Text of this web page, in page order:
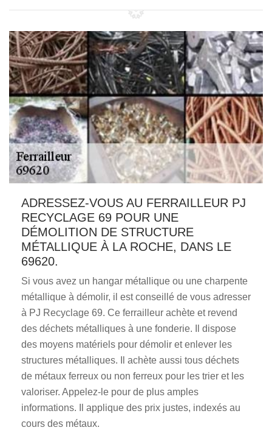
ADRESSEZ-VOUS AU FERRAILLEUR PJ
RECYCLAGE 69 POUR UNE
DÉMOLITION DE STRUCTURE
MÉTALLIQUE À LA ROCHE, DANS LE
69620.
Si vous avez un hangar métallique ou une charpente
métallique à démolir, il est conseillé de vous adresser
à PJ Recyclage 69. Ce ferrailleur achète et revend
des déchets métalliques à une fonderie. Il dispose
des moyens matériels pour démolir et enlever les
structures métalliques. Il achète aussi tous déchets
de métaux ferreux ou non ferreux pour les trier et les
valoriser. Appelez-le pour de plus amples
informations. Il applique des prix justes, indexés au
cours des métaux.